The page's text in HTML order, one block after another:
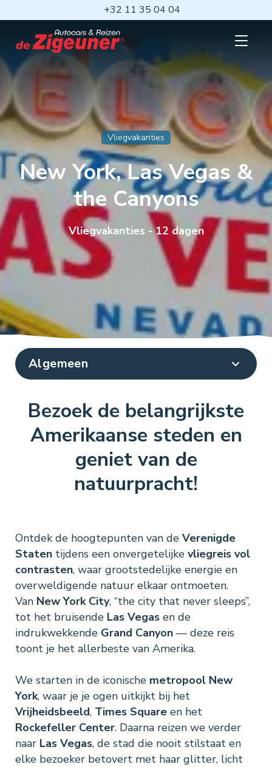
naar
hoofdinhoud
+32 11 35 04 04
Open
menu
Vliegvakanties
New York, Las Vegas &
the Canyons
Vliegvakanties - 12 dagen
Bezoek de belangrijkste
Amerikaanse steden en
geniet van de
natuurpracht!
Ontdek de hoogtepunten van de Verenigde
Staten tijdens een onvergetelijke vliegreis vol
contrasten, waar grootstedelijke energie en
overweldigende natuur elkaar ontmoeten.
Van New York City, “the city that never sleeps”,
tot het bruisende Las Vegas en de
indrukwekkende Grand Canyon — deze reis
toont je het allerbeste van Amerika.
We starten in de iconische metropool New
York, waar je je ogen uitkijkt bij het
Vrijheidsbeeld, Times Square en het
Rockefeller Center. Daarna reizen we verder
naar Las Vegas, de stad die nooit stilstaat en
elke bezoeker betovert met haar glitter, licht